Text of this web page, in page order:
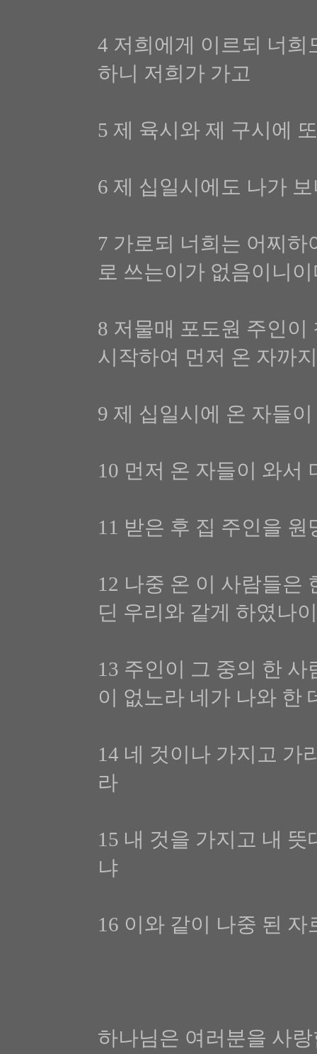
4 저희에게 이르되 너
하니 저희가 가고
5 제 육시와 제 구시에
6 제 십일시에도 나가
7 가로되 너희는 어찌
로 쓰는이가 없음이니
8 저물매 포도원 주인
시작하여 먼저 온 자까
9 제 십일시에 온 자들
10 먼저 온 자들이 와서
11 받은 후 집 주인을 원
12 나중 온 이 사람들은
딘 우리와 같게 하였나
13 주인이 그 중의 한
이 없노라 네가 나와 한
14 네 것이나 가지고 가
라
15 내 것을 가지고 내
냐
16 이와 같이 나중 된
하나님은 여러분을 사